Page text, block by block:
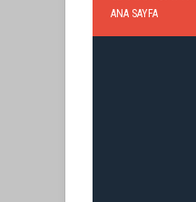
ANA SAYFA